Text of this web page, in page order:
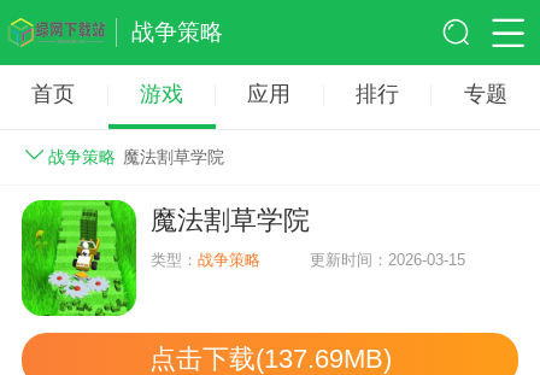
战争策略
首页 游戏 应用 排行 专题
战争策略 魔法割草学院
魔法割草学院
类型：战争策略 更新时间：2026-03-15
点击下载(137.69MB)